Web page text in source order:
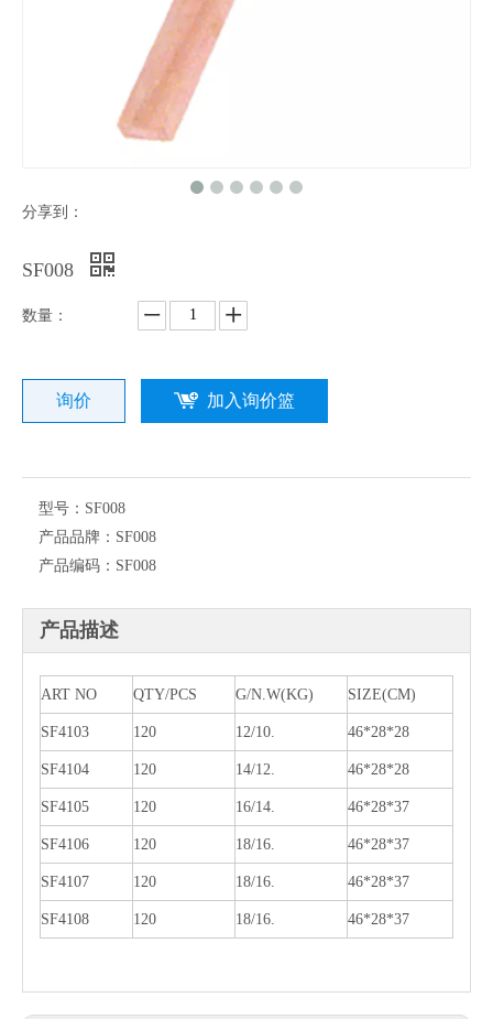
分享到：
SF008
数量：
询价 加入询价篮
型号： SF008
产品品牌： SF008
产品编码： SF008
产品描述
ART NO QTY/PCS G/N.W(KG) SIZE(CM)
SF4103 120 12/10. 46*28*28
SF4104 120 14/12. 46*28*28
SF4105 120 16/14. 46*28*37
SF4106 120 18/16. 46*28*37
SF4107 120 18/16. 46*28*37
SF4108 120 18/16. 46*28*37